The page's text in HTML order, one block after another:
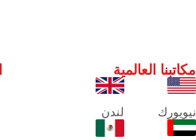
مكاتبنا العالمية
نيويورك لندن